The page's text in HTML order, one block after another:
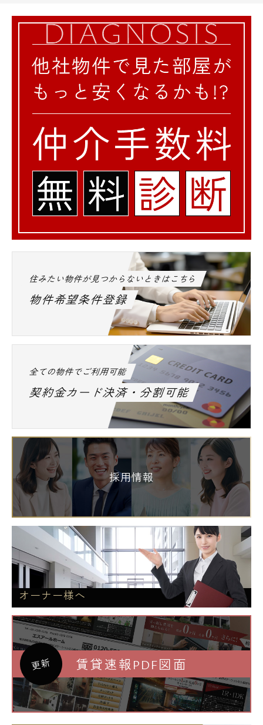
○郵便局・銀座○
品川平塚一郵便局・・196m
品川戸越郵便局 425m
さわやか信用金庫・・276m
東日本銀行・・422m
○図書館○
品川区立荏原図書館・・452m
○公園○
文庫の森・・511m
【ザ・パークハビオ品川戸越の交通】
都営浅草線 戸越駅/徒歩1分
東急池上線 戸越銀座駅/徒歩4分
～品川区の高級賃貸マンション・デザイナー
ズマンション～
ザ・パークハビオ品川戸越の周辺物件やその
他のエリアも含めお気軽にエスアールホーム
までお問い合わせ下さい。
住みたい物件が見つからないときはこちら
物件希望条件登録
全ての物件でご利用可能
契約金カード決済・分割可能
採用情報
オーナー様へ
更新 賃貸速報PDF図面